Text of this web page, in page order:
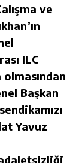
ve
ILC
Başkan
Yavuz